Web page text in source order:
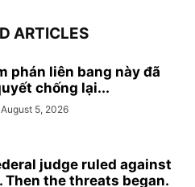
ARTICLES
phán liên bang này đã
chống lại...
August 5, 2026
judge ruled against
Then the threats began.